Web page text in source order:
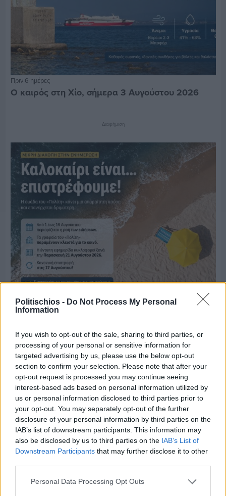
Politischios - Do Not Process My Personal
Information
If you wish to opt-out of the sale, sharing to third parties, or
processing of your personal or sensitive information for
targeted advertising by us, please use the below opt-out
section to confirm your selection. Please note that after your
opt-out request is processed you may continue seeing
interest-based ads based on personal information utilized by
us or personal information disclosed to third parties prior to
your opt-out. You may separately opt-out of the further
disclosure of your personal information by third parties on the
IAB’s list of downstream participants. This information may
also be disclosed by us to third parties on the IAB’s List of
Downstream Participants that may further disclose it to other
Personal Data Processing Opt Outs
Πριν 6 ημέρες
Ο καιρός στη Χίο, σήμερα 3 Αυγούστου 2026
Διαφήμιση
Πριν 8 ημέρες
Μία μικρή αλλά αναγκαία ανάπαυλα για την